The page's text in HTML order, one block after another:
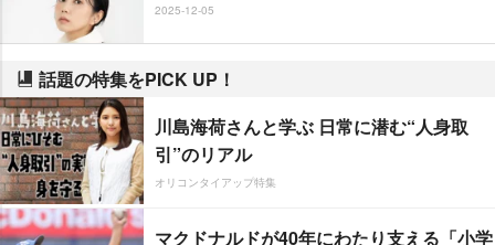
2025-12-05
話題の特集をPICK UP！
川島海荷さんと学ぶ 日常に潜む“人身取
引”のリアル
オリコンタイアップ特集
マクドナルドが40年にわたり支える「小学